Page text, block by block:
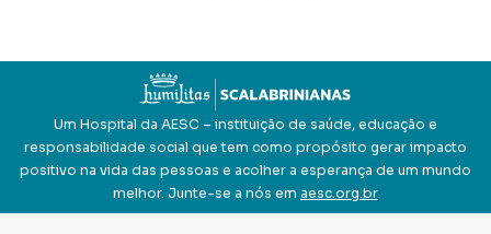
Um Hospital da AESC – instituição de saúde, educação e
responsabilidade social que tem como propósito gerar impacto
positivo na vida das pessoas e acolher a esperança de um mundo
melhor. Junte-se a nós em aesc.org.br